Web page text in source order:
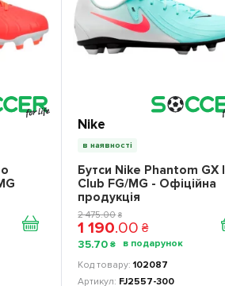
Nike
в наявності
Бутси Nike Phantom GX
Club FG/MG - Офіційна
продукція
2 475.00 ₴
1 190.00 ₴
35.70 ₴
102087
FJ2557-300